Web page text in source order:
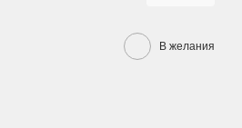
В желания